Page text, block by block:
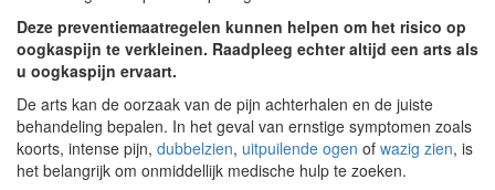
Deze preventiemaatregelen kunnen helpen om het risico op
oogkaspijn te verkleinen. Raadpleeg echter altijd een arts als
u oogkaspijn ervaart.
De arts kan de oorzaak van de pijn achterhalen en de juiste
behandeling bepalen. In het geval van ernstige symptomen zoals
koorts, intense pijn, dubbelzien, uitpuilende ogen of wazig zien, is
het belangrijk om onmiddellijk medische hulp te zoeken.